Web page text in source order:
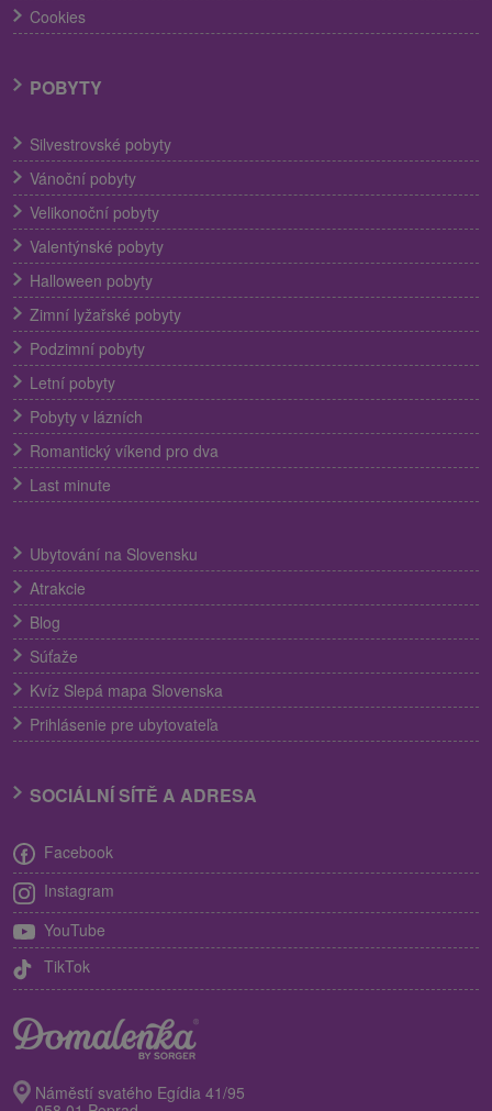
Cookies
POBYTY
Silvestrovské pobyty
Vánoční pobyty
Velikonoční pobyty
Valentýnské pobyty
Halloween pobyty
Zimní lyžařské pobyty
Podzimní pobyty
Letní pobyty
Pobyty v lázních
Romantický víkend pro dva
Last minute
Ubytování na Slovensku
Atrakcie
Blog
Súťaže
Kvíz Slepá mapa Slovenska
Prihlásenie pre ubytovateľa
SOCIÁLNÍ SÍTĚ A ADRESA
Facebook
Instagram
YouTube
TikTok
Náměstí svatého Egídia 41/95